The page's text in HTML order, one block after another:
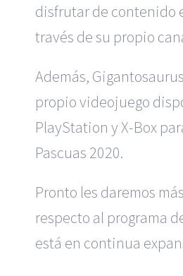
disfrutar de contenido
través de su propio
Además,
propio videojuego
PlayStation y X-Box
Pascuas 2020.
Pronto les daremos
respecto al programa
está en continua